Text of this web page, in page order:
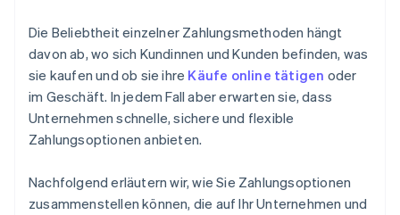
Weitere Methoden
Weitere Zahlungsmethoden akzeptieren
Die Beliebtheit einzelner Zahlungsmethoden hängt
davon ab, wo sich Kundinnen und Kunden befinden, was
sie kaufen und ob sie ihre Käufe online tätigen oder
im Geschäft. In jedem Fall aber erwarten sie, dass
Unternehmen schnelle, sichere und flexible
Zahlungsoptionen anbieten.
Nachfolgend erläutern wir, wie Sie Zahlungsoptionen
zusammenstellen können, die auf Ihr Unternehmen und